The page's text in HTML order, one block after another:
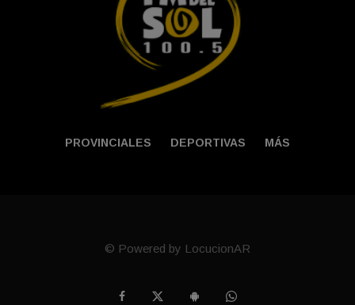
PROVINCIALES DEPORTIVAS MÁS
© Powered by LocucionAR